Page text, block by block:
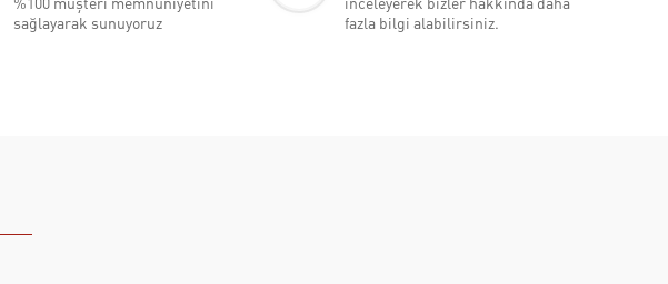
sağlayarak sunuyoruz
fazla bilgi alabilirsiniz.